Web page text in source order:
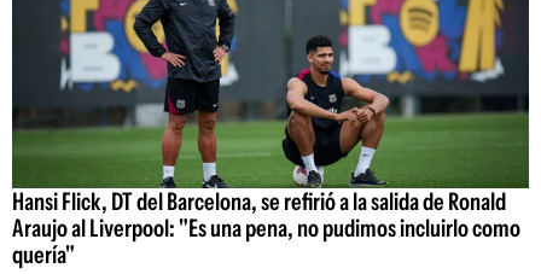
Hansi Flick, DT del Barcelona, se refirió a la salida de Ronald
Araujo al Liverpool: "Es una pena, no pudimos incluirlo como
quería"